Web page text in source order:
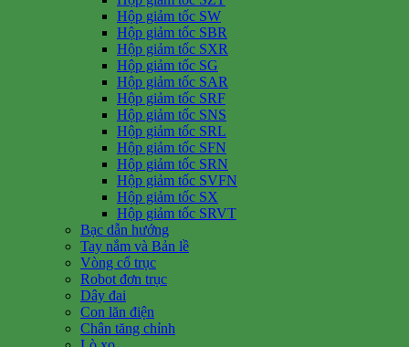
Hộp giảm tốc SW
Hộp giảm tốc SBR
Hộp giảm tốc SXR
Hộp giảm tốc SG
Hộp giảm tốc SAR
Hộp giảm tốc SRF
Hộp giảm tốc SNS
Hộp giảm tốc SRL
Hộp giảm tốc SFN
Hộp giảm tốc SRN
Hộp giảm tốc SVFN
Hộp giảm tốc SX
Hộp giảm tốc SRVT
Bạc dẫn hướng
Tay nắm và Bản lề
Vòng cổ trục
Robot đơn trục
Dây đai
Con lăn điện
Chân tăng chỉnh